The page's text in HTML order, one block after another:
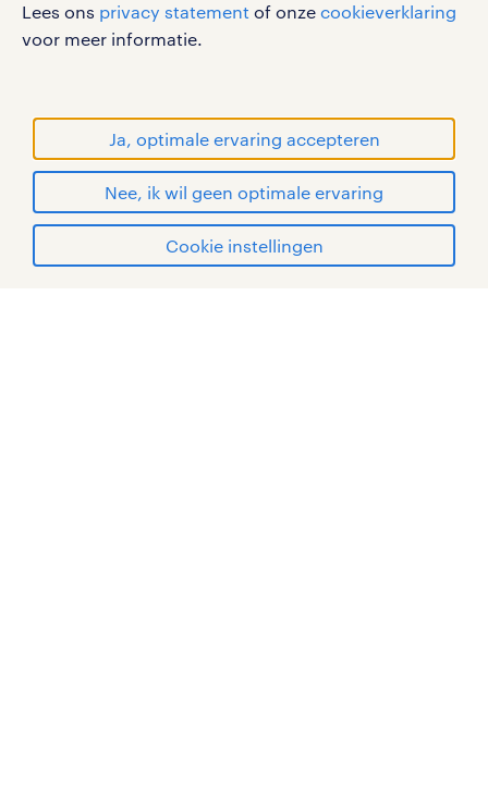
Lees ons privacy statement of onze cookieverklaring
voor meer informatie.
Ja, optimale ervaring accepteren
Nee, ik wil geen optimale ervaring
Cookie instellingen
handelsmerken van Randstad N.V.
© Randstad 2026